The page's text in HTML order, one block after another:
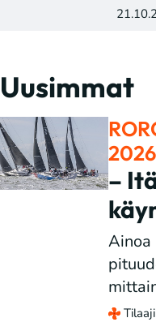
Uusimmat
2026
–
Ainoa